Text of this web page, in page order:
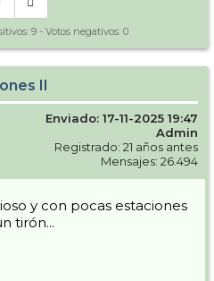
9 - Votos negativos: 0
II
Enviado: 17-11-2025 19:47
Admin
Registrado: 21 años antes
Mensajes: 26.494
y con pocas estaciones
tirón...